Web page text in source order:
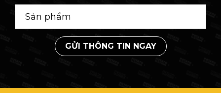
GỬI THÔNG TIN NGAY